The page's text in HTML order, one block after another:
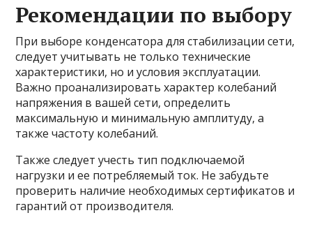
Рекомендации по выбору
При выборе конденсатора для стабилизации сети,
следует учитывать не только технические
характеристики, но и условия эксплуатации.
Важно проанализировать характер колебаний
напряжения в вашей сети, определить
максимальную и минимальную амплитуду, а
также частоту колебаний.
Также следует учесть тип подключаемой
нагрузки и ее потребляемый ток. Не забудьте
проверить наличие необходимых сертификатов и
гарантий от производителя.